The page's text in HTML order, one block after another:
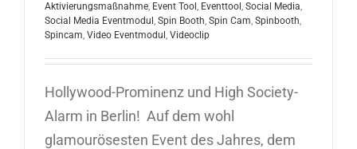
Aktivierungsmaßnahme, Event Tool , Eventtool , Social Media,
Social Media Eventmodul , Spin Booth, Spin Cam, Spinbooth,
Spincam, Video Eventmodul , Videoclip
Hollywood-Prominenz und High Society-
Alarm in Berlin! Auf dem wohl
glamourösesten Event des Jahres, dem